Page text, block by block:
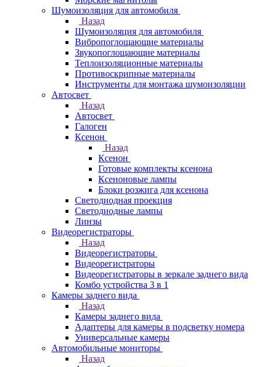
Шумоизоляция для автомобиля
Назад
Шумоизоляция для автомобиля
Вибропоглощающие материалы
Звукопоглощающие материалы
Теплоизоляционные материалы
Противоскрипные материалы
Инструменты для монтажа шумоизоляции
Автосвет
Назад
Автосвет
Галоген
Ксенон
Назад
Ксенон
Готовые комплекты ксенона
Ксеноновые лампы
Блоки розжига для ксенона
Светодиодная проекция
Светодиодные лампы
Линзы
Видеорегистраторы
Назад
Видеорегистраторы
Видеорегистраторы
Видеорегистраторы в зеркале заднего вида
Комбо устройства 3 в 1
Камеры заднего вида
Назад
Камеры заднего вида
Адаптеры для камеры в подсветку номера
Универсальные камеры
Автомобильные мониторы
Назад